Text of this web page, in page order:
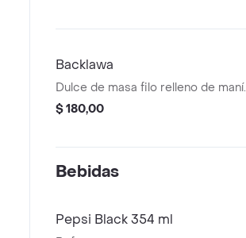
Backlawa
Dulce de masa filo relleno de maní.
$ 180,00
Bebidas
Pepsi Black 354 ml